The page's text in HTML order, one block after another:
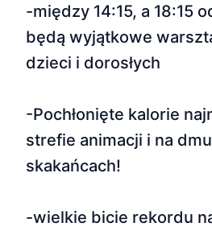
-między 14:15, a 18:15
będą wyjątkowe
dzieci i dorosłych
-Pochłonięte kalorie
strefie animacji i na
skakańcach!
-wielkie bicie rekordu